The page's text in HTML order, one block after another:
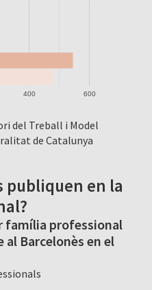
400 600
del Treball i Model
de Catalunya
publiquen en la
família professional
Barcelonès en el